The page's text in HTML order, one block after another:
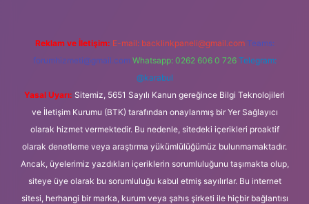
Reklam ve İletişim: E-mail: backlinkpaneli@gmail.com Teams:
forumhizmeti@gmail.com Whatsapp: 0262 606 0 726 Telegram:
@karabul
Yasal Uyarı: Sitemiz, 5651 Sayılı Kanun gereğince Bilgi Teknolojileri
ve İletişim Kurumu (BTK) tarafından onaylanmış bir Yer Sağlayıcı
olarak hizmet vermektedir. Bu nedenle, sitedeki içerikleri proaktif
olarak denetleme veya araştırma yükümlülüğümüz bulunmamaktadır.
Ancak, üyelerimiz yazdıkları içeriklerin sorumluluğunu taşımakta olup,
siteye üye olarak bu sorumluluğu kabul etmiş sayılırlar. Bu internet
sitesi, herhangi bir marka, kurum veya şahıs şirketi ile hiçbir bağlantısı